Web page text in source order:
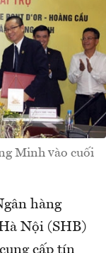
Minh vào cuối
hàng
Nội (SHB)
cấp tín